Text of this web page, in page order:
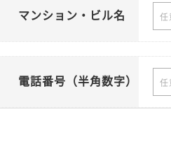
マンション・ビル名 任
電話番号（半角数字） 任